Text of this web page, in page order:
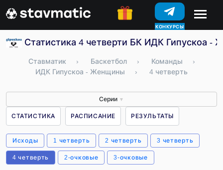
КОНКУРСЫ
Статистика 4 четверти БК ИДК Гипускоа -
Ставматик › Баскетбол › Команды
›
ИДК Гипускоа - Женщины
› 4 четверть
Серии ▼
СТАТИСТИКА РАСПИСАНИЕ РЕЗУЛЬТАТЫ
Исходы 1 четверть 2 четверть 3 четверть
4 четверть 2-очковые 3-очковые